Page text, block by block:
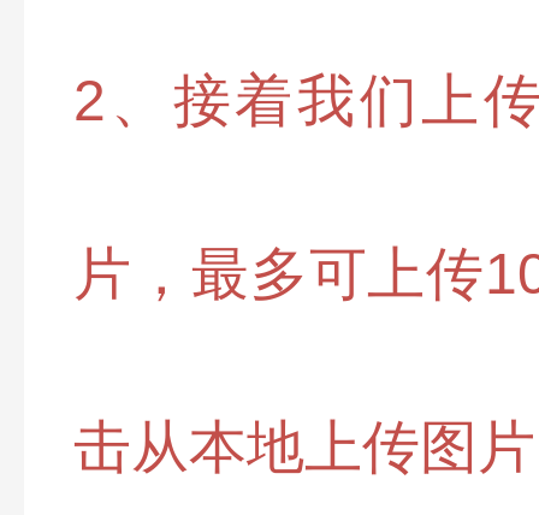
2、接着我们上
片，最多可上传
击从本地上传图